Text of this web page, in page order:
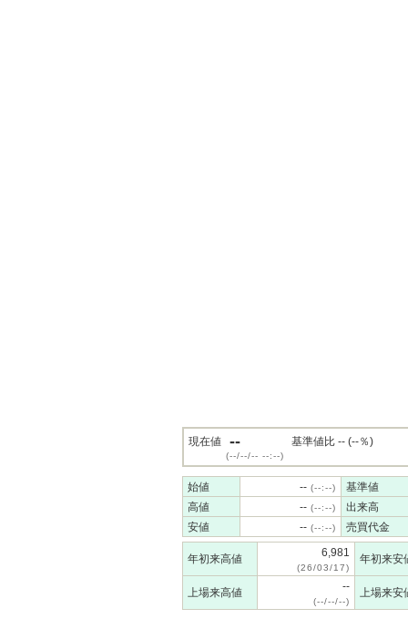
現在値 --
(--/--/-- --:--)
基準値比 -- (--％)
始値 -- (--:--)
基準値
高値
-- (--:--)
出来高
安値
-- (--:--) 売買代金
年初来高値 6,981
(26/03/17)
年初来安
上場来高値 --
(--/--/--)
上場来安